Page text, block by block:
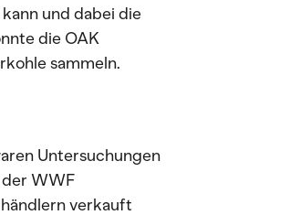
und dabei die
die OAK
sammeln.
Untersuchungen
WWF
verkauft